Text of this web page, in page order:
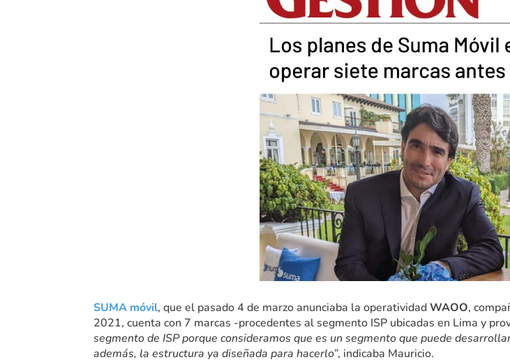
SUMA móvil, que el pasado 4 de marzo anunciaba la operatividadWAOO,
2021, cuenta con 7 marcas -procedentes al segmento ISP ubicadas en Lima y
segmento de ISP porque consideramos que es un segmento que puede
además, la estructura ya diseñada para hacerlo”, indicaba Mauricio.